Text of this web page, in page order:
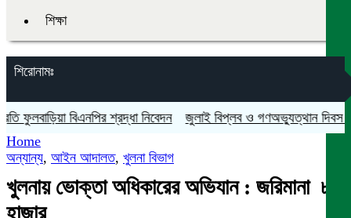
শিক্ষা
শিরোনামঃ
বিএনপির শ্রদ্ধা নিবেদন জুলাই বিপ্লব ও গণঅভ্যুত্থান দিবস যথাযথ
Home
অন্যান্য, আইন আদালত, খুলনা বিভাগ
খুলনায় ভোক্তা অধিকারের অভিযান : জরিমানা ৮৪
হাজার